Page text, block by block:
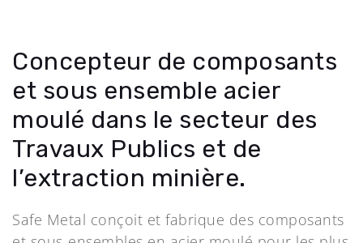
Concepteur de composants
et sous ensemble acier
moulé dans le secteur des
Travaux Publics et de
l’extraction minière.
Safe Metal conçoit et fabrique des composants